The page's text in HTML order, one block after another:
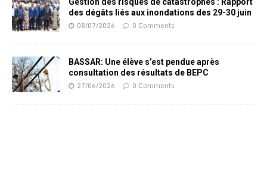
des dégâts liés aux inondations des 29-30 juin
08/07/2026 0 Comments
BASSAR: Une élève s’est pendue après
consultation des résultats de BEPC
27/06/2026 0 Comments